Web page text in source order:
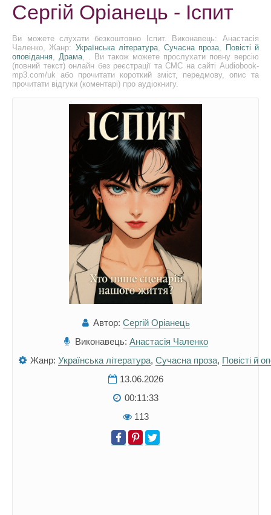
Сергій Оріанець - Іспит
Ви можете слухати безкоштовно Іспит. Виконавець: Анастасія
Чаленко, Жанр: Українська література,Сучасна проза,
Повісті й
оповідання, Драмa, . Ви також можете прослухати повну версію
(повний текст) онлайн без реєстрації та СМС на сайті Audiobook-
mp3.com/uk або прочитати короткий зміст, передмову, опис та
прочитати відгуки (коментарі) про аудіокнигу.
Автор: Сергій Оріанець
Виконавець: Анастасія Чаленко
Жанр: Українська література, Сучасна проза, Повісті й
13.06.2026
00:11:33
113